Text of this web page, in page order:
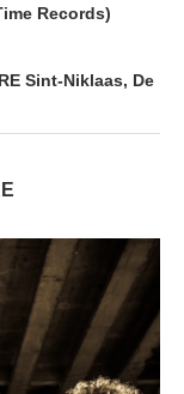
Records)
Sint-Niklaas, De